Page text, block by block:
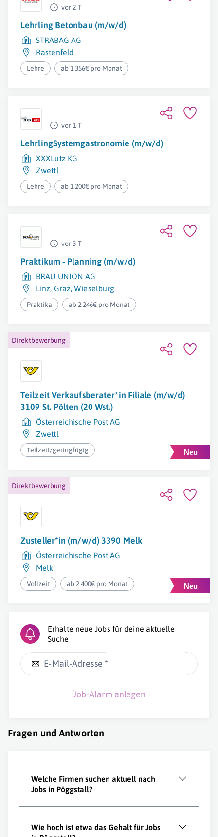
vor 2 T
Lehrling Betonbau (m/w/d)
STRABAG AG
Rastenfeld
Lehre ab 1.356€ pro Monat
vor 1 T
LehrlingSystemgastronomie (m/w/d)
XXXLutz KG
Zwettl
Lehre ab 1.200€ pro Monat
vor 3 T
Praktikum - Planning (m/w/d)
BRAU UNION AG
Linz, Graz,Wieselburg
Praktika ab 2.246€ pro Monat
Direktbewerbung
Teilzeit Verkaufsberater*in Filiale (m/w/d)
3109 St. Pölten (20 Wst.)
Österreichische Post AG
Zwettl
Teilzeit/geringfügig
Direktbewerbung
Zusteller*in (m/w/d) 3390 Melk
Österreichische Post AG
Melk
Vollzeit ab 2.400€ pro Monat
Erhalte neue Jobs für deine aktuelle
Suche
E-Mail-Adresse *
Job-Alarm anlegen
Fragen und Antworten
Welche Firmen suchen aktuell nach
Jobs in Pöggstall?
Wie hoch ist etwa das Gehalt für Jobs